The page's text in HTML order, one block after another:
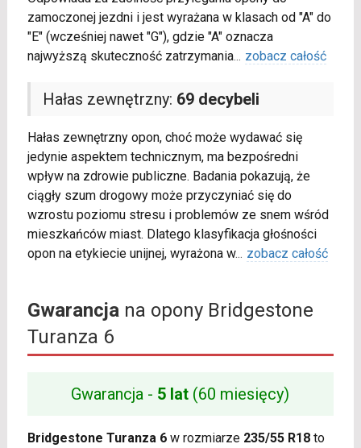
zamoczonej jezdni i jest wyrażana w klasach od "A" do
"E" (wcześniej nawet "G"), gdzie "A" oznacza
najwyższą skuteczność zatrzymania... zobacz całość
Hałas zewnętrzny: 69 decybeli
Hałas zewnętrzny opon, choć może wydawać się
jedynie aspektem technicznym, ma bezpośredni
wpływ na zdrowie publiczne. Badania pokazują, że
ciągły szum drogowy może przyczyniać się do
wzrostu poziomu stresu i problemów ze snem wśród
mieszkańców miast. Dlatego klasyfikacja głośności
opon na etykiecie unijnej, wyrażona w... zobacz całość
Gwarancjana opony Bridgestone
Turanza 6
Gwarancja - 5 lat (60 miesięcy)
Bridgestone Turanza 6w rozmiarze 235/55 R18to